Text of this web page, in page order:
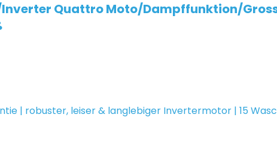
Inverter Quattro Moto/Dampffunktion/